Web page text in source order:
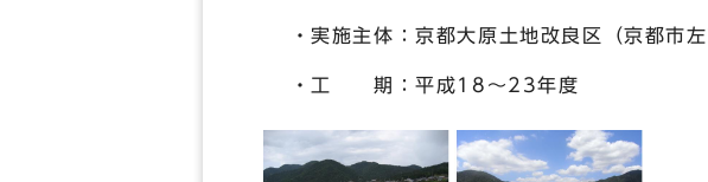
・実施主体：京都大原土地改良区（京都市左
・工 期：平成18～23年度